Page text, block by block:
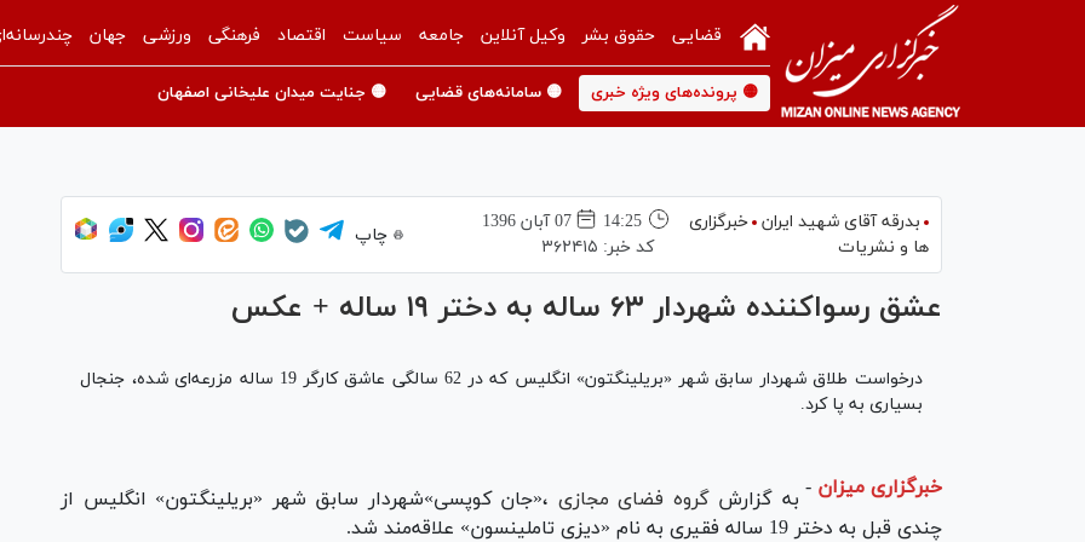
قضایی حقوق بشر وکیل آنلاین جامعه سیاست اقتصاد فرهنگی ورزشی جهان
🟡 پرونده‌های ویژه خبری 🟡 سامانه‌های قضایی 🟡 جنایت میدان علیخانی اصفهان
بدرقه آقای شهید ایران خبرگزاری
ها و نشریات
14:25
07 آبان 1396
کد خبر: ۳۶۲۴۱۵
چاپ
عشق رسواکننده شهردار ۶۳ ساله به دختر ۱۹ ساله + عکس
درخواست طلاق شهردار سابق شهر «بریلینگتون» انگلیس که در 62 سالگی عاشق کارگر 19 ساله مزرعه‌ای شده، جنجال
بسیاری به پا کرد.
خبرگزاری میزان - به گزارشگروه فضای مجازی ،«جان کوپسی»شهردار سابق شهر «بریلینگتون» انگلیس از
چندی قبل به دختر 19 ساله فقیری به نام «دیزی تاملینسون» علاقه‌مند شد.